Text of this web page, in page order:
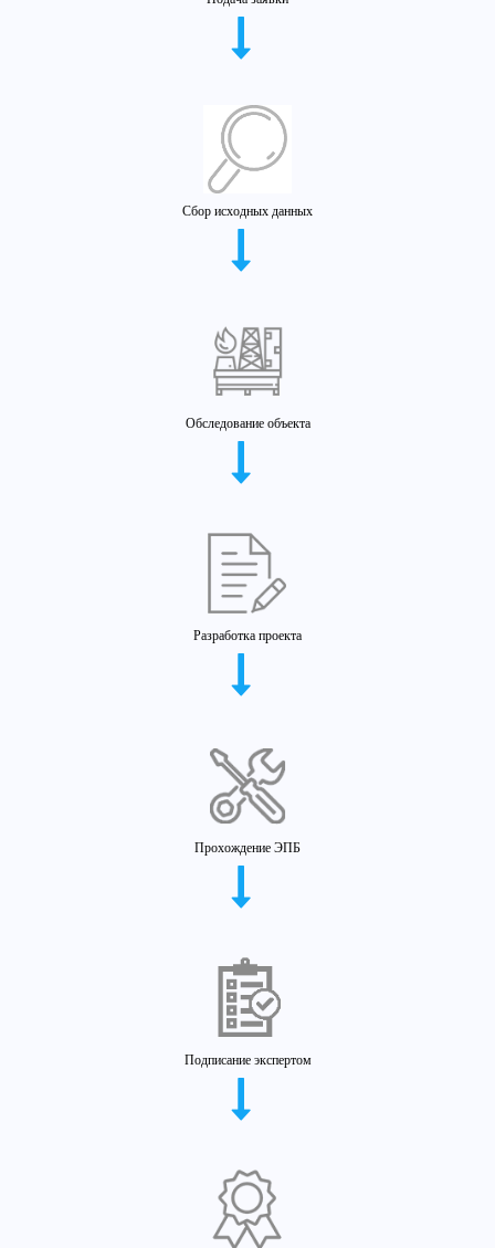
Сбор исходных данных
Обследование объекта
Разработка проекта
Прохождение ЭПБ
Подписание экспертом